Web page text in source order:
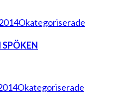
Okategoriserade
Okategoriserade